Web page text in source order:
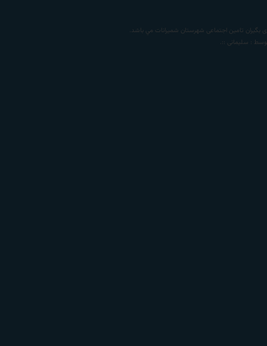
بگیران تامين اجتماعی شهرستان شمیرانات مي باشد.